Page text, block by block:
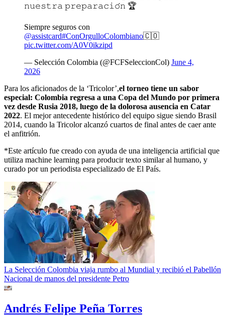
𝚗𝚞𝚎𝚜𝚝𝚛𝚊 𝚙𝚛𝚎𝚙𝚊𝚛𝚊𝚌𝚒𝚘́𝚗 🏆
Siempre seguros con
@assistcard#ConOrgulloColombiano🇨🇴
pic.twitter.com/A0V0ikzipd
— Selección Colombia (@FCFSeleccionCol) June 4,
2026
Para los aficionados de la ‘Tricolor’,el torneo tiene un sabor
especial: Colombia regresa a una Copa del Mundo por primera
vez desde Rusia 2018, luego de la dolorosa ausencia en Catar
2022. El mejor antecedente histórico del equipo sigue siendo Brasil
2014, cuando la Tricolor alcanzó cuartos de final antes de caer ante
el anfitrión.
*Este artículo fue creado con ayuda de una inteligencia artificial que
utiliza machine learning para producir texto similar al humano, y
curado por un periodista especializado de El País.
La Selección Colombia viaja rumbo al Mundial y recibió el Pabellón
Nacional de manos del presidente Petro
Andrés Felipe Peña Torres